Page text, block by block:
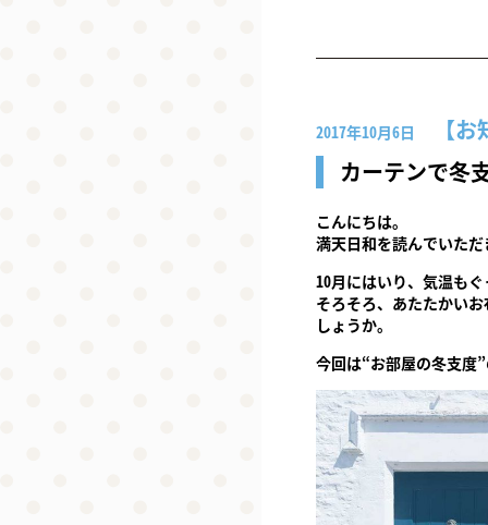
2017年10月6日
お
カーテンで冬
こんにちは。
満天日和を読んでいた
10月にはいり、気温も
そろそろ、あたたかい
しょうか。
今回は“お部屋の冬支度